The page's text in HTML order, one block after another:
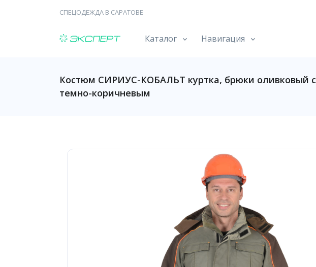
СПЕЦОДЕЖДА В САРАТОВЕ
Каталог Навигация
Костюм СИРИУС-КОБАЛЬТ куртка, брюки оливковый с
темно-коричневым